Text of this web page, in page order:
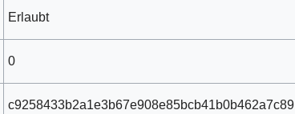
Erlaubt
0
c9258433b2a1e3b67e908e85bcb41b0b462a7c89